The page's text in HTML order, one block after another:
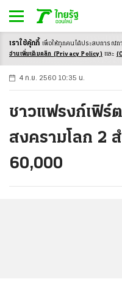
-ก ก ก+
4 ก.ย. 2560 10:35 น.
ชาวแฟรงก์เฟิร์
สงครามโลก 2
60,000
เราใช้คุ้กกี้ เพื่อให้ทุกคนได้ประสบการณ์ก
อ่านเพิ่มเติมคลิก (Privacy Policy) และ